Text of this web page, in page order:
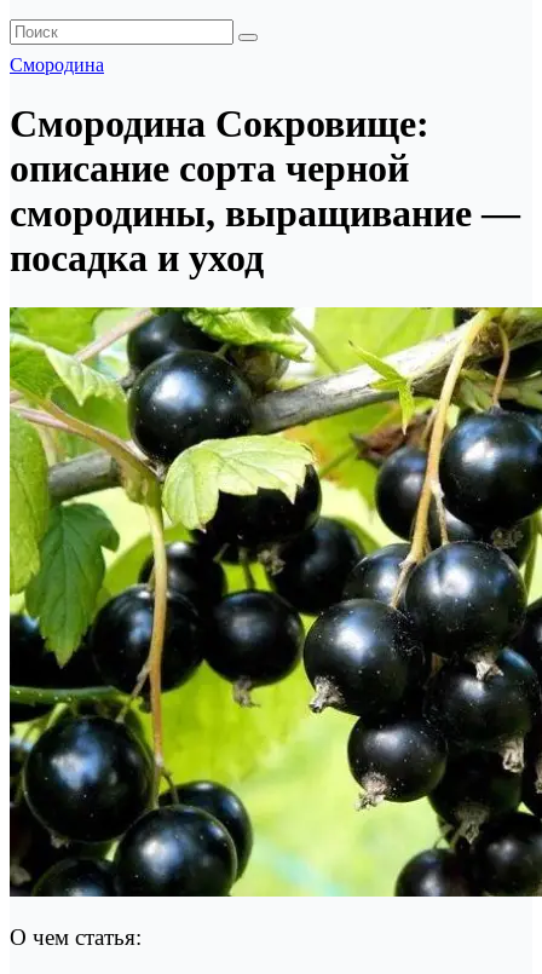
Смородина
Смородина Сокровище:
описание сорта черной
смородины, выращивание —
посадка и уход
О чем статья: